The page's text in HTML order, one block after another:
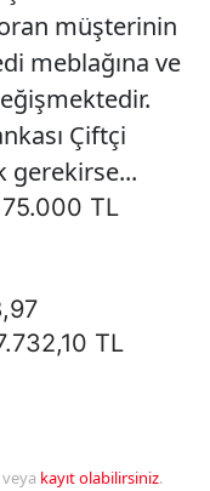
müşterinin
meblağına ve
Çiftçi
gerekirse...
TL
TL
veya kayıt olabilirsiniz.